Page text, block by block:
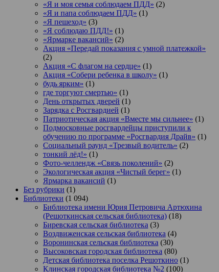
«Я и моя семья соблюдаем ПДД» (2)
«Я и папа соблюдаем ПДД» (1)
«Я пешеход» (3)
«Я соблюдаю ПДД!» (1)
«Ярмарке вакансий» (2)
Акция «Передай показания с умной платежкой»
(2)
Акция «С флагом на сердце» (1)
Акция «Собери ребенка в школу» (1)
будь ярким» (1)
где торгуют смертью» (1)
День открытых дверей (1)
Зарядка с Росгвардией (1)
Патриотическая акция «Вместе мы сильнее» (1)
Подмосковные росгвардейцы приступили к
обучению по программе «Росгвардия Драйв» (1)
Социальный раунд «Трезвый водитель» (2)
тонкий лёд!» (1)
Фото-челлендж «Связь поколений» (2)
Экологическая акция «Чистый берег» (1)
Ярмарка вакансий (1)
Без рубрики (1)
Библиотеки (1 094)
Библиотека имени Юрия Петровича Артюхина
(Решоткинская сельская библиотека) (18)
Биревская сельская библиотека (3)
Воздвиженская сельская библиотека (4)
Воронинская сельская библиотека (30)
Высоковская городская библиотека (80)
Детская библиотека поселка Решоткино (1)
Клинская городская библиотека №2 (100)